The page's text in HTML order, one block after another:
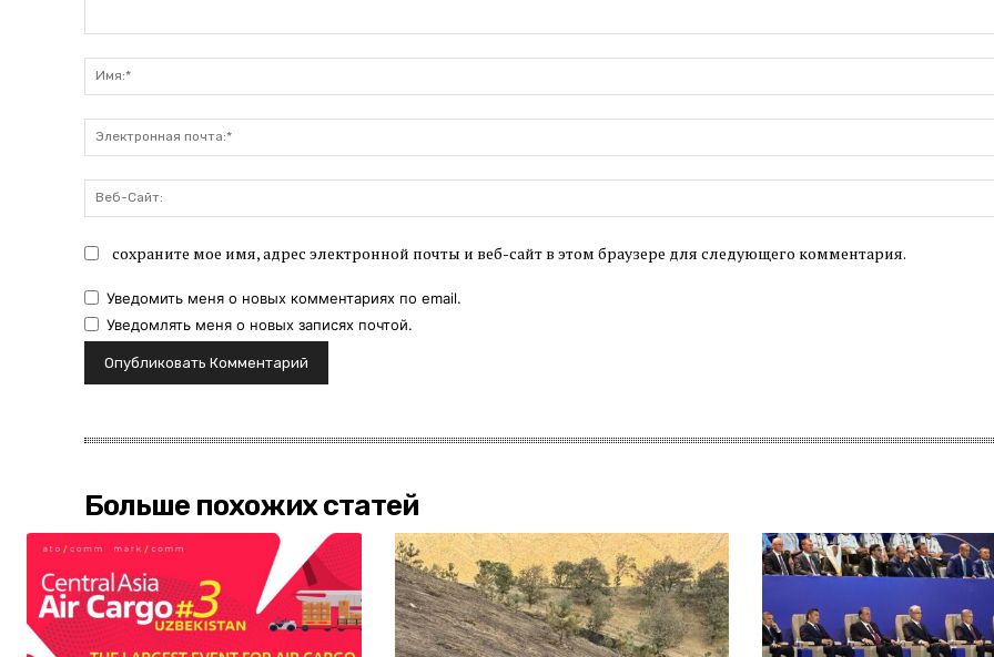
сохраните мое имя, адрес электронной почты и веб-сайт в этом браузере для следующего комментария.
Уведомить меня о новых комментариях по email.
Уведомлять меня о новых записях почтой.
Больше похожих статей